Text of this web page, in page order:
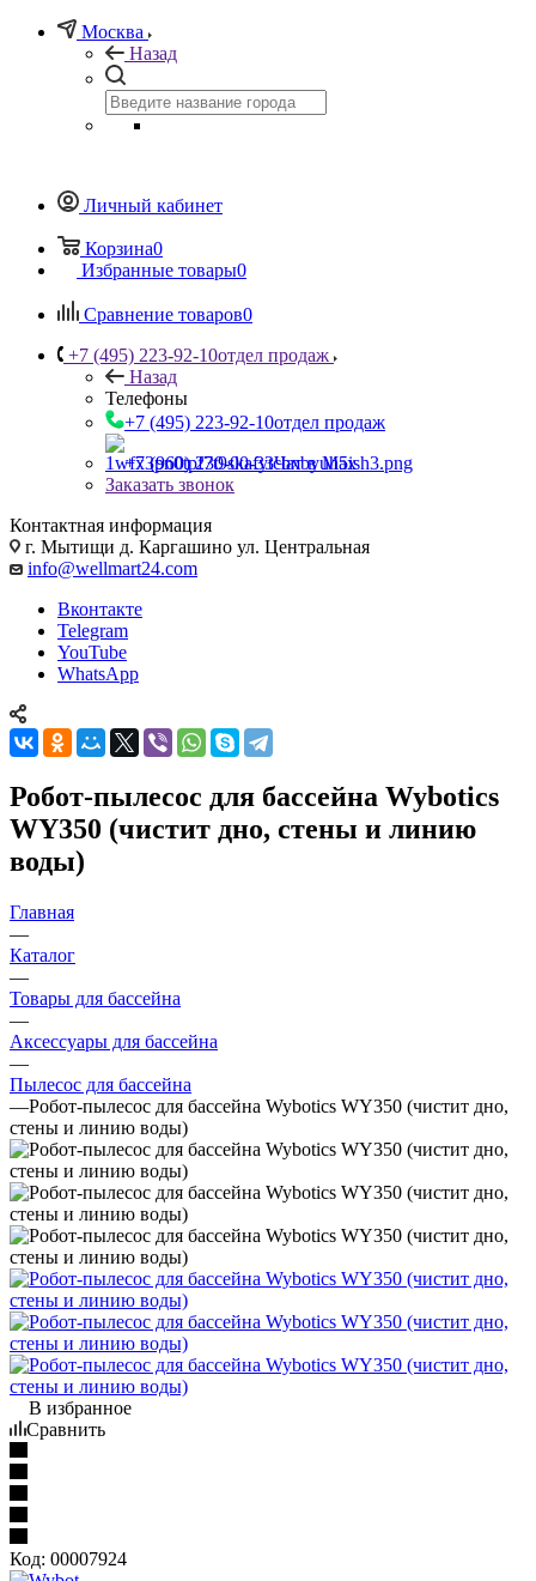
Москва
Назад
Личный кабинет
Корзина0
Избранные товары0
Сравнение товаров0
+7 (495) 223-92-10отдел продаж
Назад
Телефоны
+7 (495) 223-92-10отдел продаж
+7 (960) 230-00-33Чат в Max
Заказать звонок
Контактная информация
г. Мытищи д. Каргашино ул. Центральная
info@wellmart24.com
Вконтакте
Telegram
YouTube
WhatsApp
Робот-пылесоc для бассейна Wybotics
WY350 (чистит дно, стены и линию
воды)
Главная
—
Каталог
—
Товары для бассейна
—
Аксессуары для бассейна
—
Пылесос для бассейна
—Робот-пылесоc для бассейна Wybotics WY350 (чистит дно,
стены и линию воды)
В избранное
Сравнить
Код: 00007924